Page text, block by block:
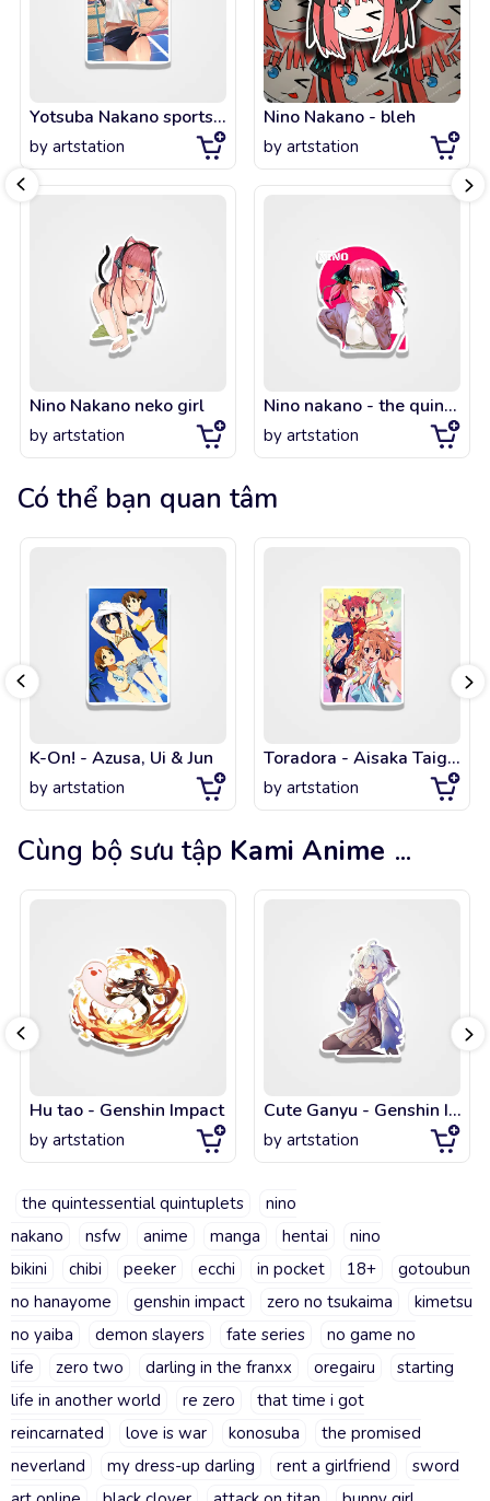
Yotsuba Nakano sports uniform
by artstation
Nino Nakano neko girl
by artstation
Nino Nakano - bleh
by artstation
Nino nakano - the quintessential quintuplets
by artstation
Có thể bạn quan tâm
K-On! - Azusa, Ui & Jun
by artstation
Toradora - Aisaka Taiga, Kawashima Ami, Kushieda Minori - Party
by artstation
Cùng bộ sưu tập Kami Anime ...
Hu tao - Genshin Impact
by artstation
Cute Ganyu - Genshin Impact
by artstation
the quintessential quintuplets
nino
nakano
nsfw anime manga hentai
nino
bikini
chibi peeker ecchi in pocket 18+
gotoubun
no hanayome
genshin impact zero no tsukaima
kimetsu
no yaiba
demon slayers fate series
no game no
life
zero two darling in the franxx oregairu
starting
life in another world
re zero
that time i got
reincarnated
love is war konosuba
the promised
neverland
my dress-up darling rent a girlfriend
sword